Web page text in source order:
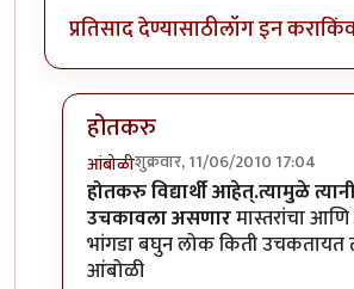
प्रतिसाद देण्यासाठीलॉग इन करा
होतकरु
आंबोळीशुक्रवार, 11/06/2010 17:04
In reply toआंबोळी , इंटरनेट प्रेमी
होतकरु विद्यार्थी आहेत्.त्यामुळे
उचकावला असणारमास्तरांचा
भांगडा बघुन लोक किती उचकतायत
आंबोळी